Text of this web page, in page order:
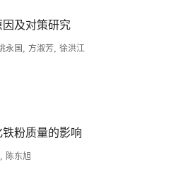
及对策研究
永国 , 方淑芳, 徐洪江
粉质量的影响
, 陈东旭